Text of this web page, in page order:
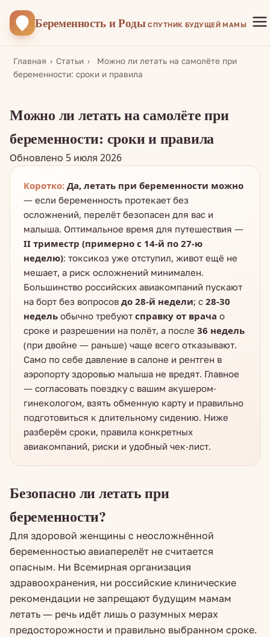
Беременностьи Роды СПУТНИК БУДУЩЕЙ МАМЫ
Главная › Статьи ›
Можно ли летать на самолёте при
беременности: сроки и правила
Можно ли летать на самолёте при
беременности: сроки и правила
Обновлено 5 июля 2026
Коротко: Да, летать при беременности можно
— если беременность протекает без
осложнений, перелёт безопасен для вас и
малыша. Оптимальное время для путешествия —
II триместр (примерно с 14-й по 27-ю
неделю): токсикоз уже отступил, живот ещё не
мешает, а риск осложнений минимален.
Большинство российских авиакомпаний пускают
на борт без вопросов до 28-й недели; с 28-30
недель обычно требуют справку от врача о
сроке и разрешении на полёт, а после 36 недель
(при двойне — раньше) чаще всего отказывают.
Само по себе давление в салоне и рентген в
аэропорту здоровью малыша не вредят. Главное
— согласовать поездку с вашим акушером-
гинекологом, взять обменную карту и правильно
подготовиться к длительному сидению. Ниже
разберём сроки, правила конкретных
авиакомпаний, риски и удобный чек-лист.
Безопасно ли летать при
беременности?
Для здоровой женщины с неосложнённой
беременностью авиаперелёт не считается
опасным. Ни Всемирная организация
здравоохранения, ни российские клинические
рекомендации не запрещают будущим мамам
летать — речь идёт лишь о разумных мерах
предосторожности и правильно выбранном сроке.